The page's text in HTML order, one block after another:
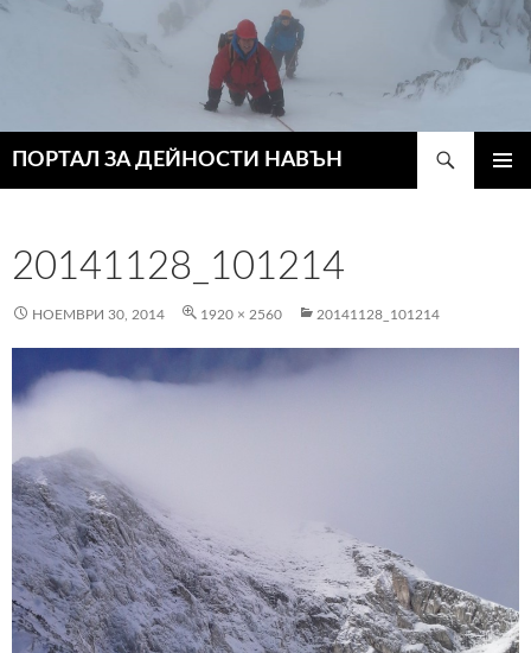
ПОРТАЛ ЗА ДЕЙНОСТИ НАВЪН
20141128_101214
НОЕМВРИ 30, 2014 1920 × 2560 20141128_101214